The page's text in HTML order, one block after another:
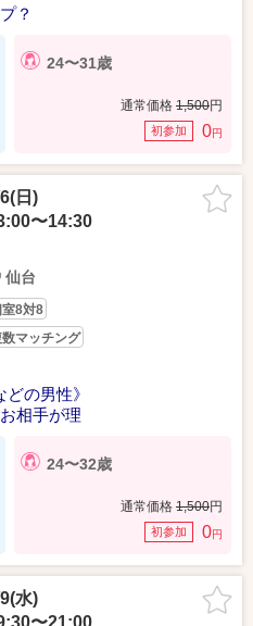
？
24〜31歳
通常価格 1,500円
初参加 0円
日)
〜14:30
仙台
室8対8
マッチング
の男性》
相手が理
24〜32歳
通常価格 1,500円
初参加 0円
水)
〜21:00